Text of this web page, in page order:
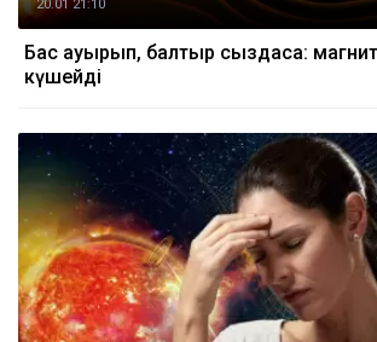
20.01 21:10
Бас ауырып, балтыр сыздаса:
күшейді